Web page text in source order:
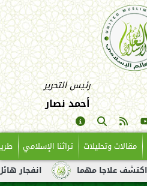
رئيس التحرير
أحمد نصار
مقالات وتحليلات تراثنا الإسلامي
انفجار هائل مهما